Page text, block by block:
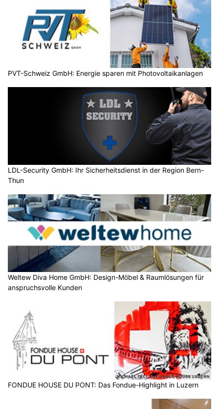
PVT-Schweiz GmbH: Energie sparen mit Photovoltaikanlagen
LDL-Security GmbH: Ihr Sicherheitsdienst in der Region Bern-
Thun
Weltew Diva Home GmbH: Design-Möbel & Raumlösungen für
anspruchsvolle Kunden
FONDUE HOUSE DU PONT: Das Fondue-Highlight in Luzern